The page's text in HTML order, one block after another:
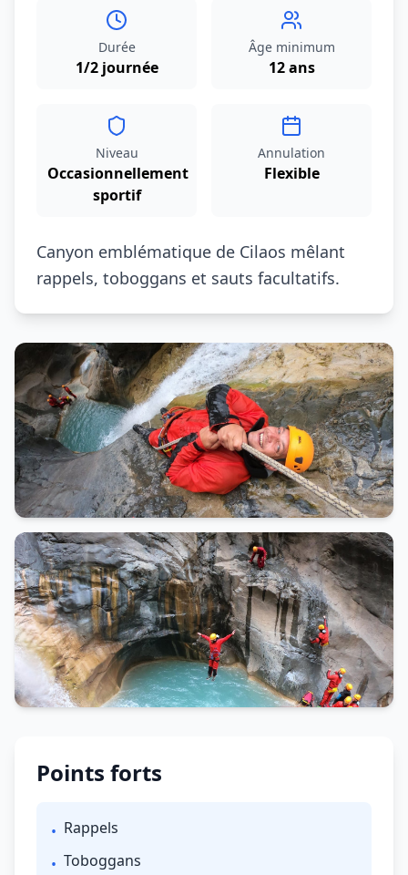
Durée
1/2 journée
Âge minimum
12 ans
Niveau
Occasionnellement
sportif
Annulation
Flexible
Canyon emblématique de Cilaos mêlant
rappels, toboggans et sauts facultatifs.
Points forts
• Rappels
• Toboggans